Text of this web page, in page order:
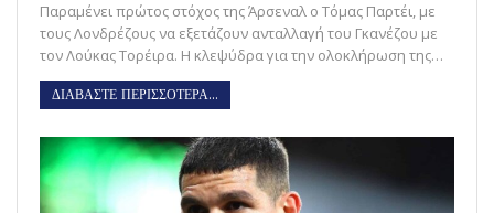
Παραμένει πρώτος στόχος της Άρσεναλ ο Τόμας Παρτέι, με
τους Λονδρέζους να εξετάζουν ανταλλαγή του Γκανέζου με
τον Λούκας Τορέιρα. Η κλεψύδρα για την ολοκλήρωση της…
ΔΙΑΒΑΣΤΕ ΠΕΡΙΣΣΟΤΕΡΑ...